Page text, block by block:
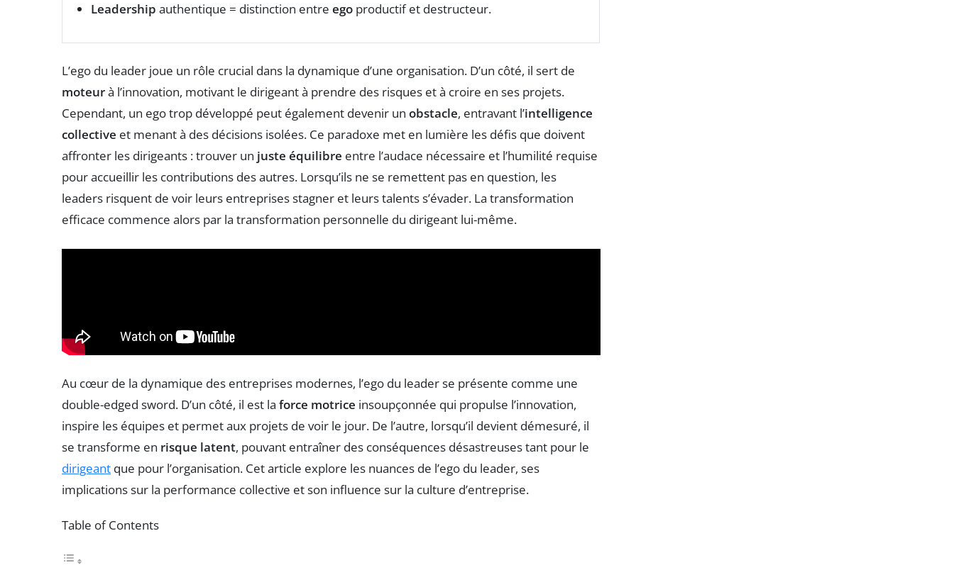
Leadership authentique = distinction entre ego productif et destructeur.
L’ego du leader joue un rôle crucial dans la dynamique d’une organisation. D’un côté, il sert de
moteurà l’innovation, motivant le dirigeant à prendre des risques et à croire en ses projets.
Cependant, un ego trop développé peut également devenir un obstacle, entravant l’intelligence
collective et menant à des décisions isolées. Ce paradoxe met en lumière les défis que doivent
affronter les dirigeants : trouver un juste équilibre entre l’audace nécessaire et l’humilité requise
pour accueillir les contributions des autres. Lorsqu’ils ne se remettent pas en question, les
leaders risquent de voir leurs entreprises stagner et leurs talents s’évader. La transformation
efficace commence alors par la transformation personnelle du dirigeant lui-même.
Au cœur de la dynamique des entreprises modernes, l’ego du leader se présente comme une
double-edged sword. D’un côté, il est la force motrice insoupçonnée qui propulse l’innovation,
inspire les équipes et permet aux projets de voir le jour. De l’autre, lorsqu’il devient démesuré, il
se transforme en risque latent, pouvant entraîner des conséquences désastreuses tant pour le
dirigeant que pour l’organisation. Cet article explore les nuances de l’ego du leader, ses
implications sur la performance collective et son influence sur la culture d’entreprise.
Table of Contents